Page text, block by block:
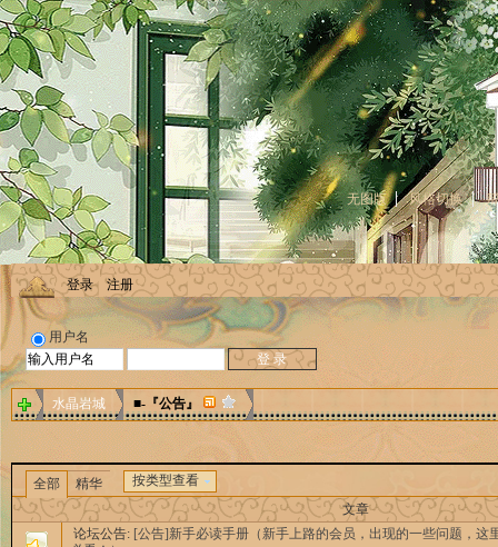
无图版 风格切换
登录 注册
用户名
水晶岩城 ■-『公告』
全部 精华
按类型查看
文章
论坛公告: [公告]新手必读手册（新手上路的会员，出现的一些问题，这